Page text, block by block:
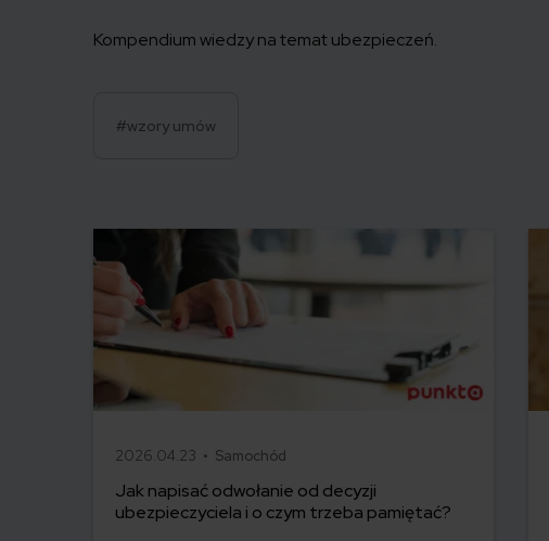
Kompendium wiedzy na temat ubezpieczeń.
#wzory umów
2026.04.23 • Samochód
Jak napisać odwołanie od decyzji
ubezpieczyciela i o czym trzeba pamiętać?